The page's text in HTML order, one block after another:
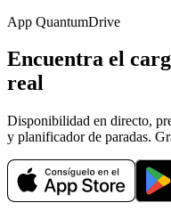
App QuantumDrive
Encuentra el
real
Disponibilidad en directo,
y planificador de paradas.